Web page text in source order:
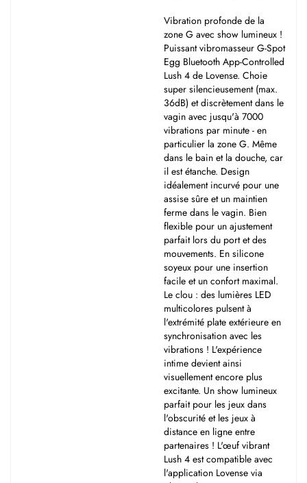
Vibration profonde de la
zone G avec show lumineux !
Puissant vibromasseur G-Spot
Egg Bluetooth App-Controlled
Lush 4 de Lovense. Choie
super silencieusement (max.
36dB) et discrètement dans le
vagin avec jusqu'à 7000
vibrations par minute - en
particulier la zone G. Même
dans le bain et la douche, car
il est étanche. Design
idéalement incurvé pour une
assise sûre et un maintien
ferme dans le vagin. Bien
flexible pour un ajustement
parfait lors du port et des
mouvements. En silicone
soyeux pour une insertion
facile et un confort maximal.
Le clou : des lumières LED
multicolores pulsent à
l'extrémité plate extérieure en
synchronisation avec les
vibrations ! L'expérience
intime devient ainsi
visuellement encore plus
excitante. Un show lumineux
parfait pour les jeux dans
l'obscurité et les jeux à
distance en ligne entre
partenaires ! L'œuf vibrant
Lush 4 est compatible avec
l'application Lovense via